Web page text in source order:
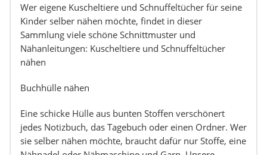
Wer eigene Kuscheltiere und Schnuffeltücher für seine
Kinder selber nähen möchte, findet in dieser
Sammlung viele schöne Schnittmuster und
Nähanleitungen: Kuscheltiere und Schnuffeltücher
nähen
Buchhülle nähen
Eine schicke Hülle aus bunten Stoffen verschönert
jedes Notizbuch, das Tagebuch oder einen Ordner. Wer
sie selber nähen möchte, braucht dafür nur Stoffe, eine